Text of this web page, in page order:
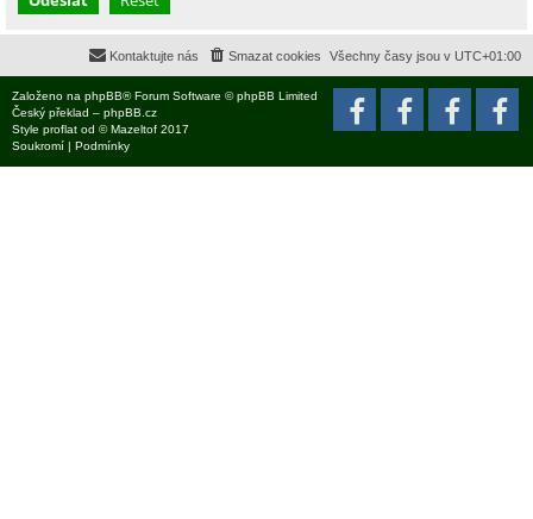
Všechny časy jsou v UTC+01:00
Smazat cookies
Kontaktujte nás
Založeno na phpBB® Forum Software © phpBB Limited
Český překlad – phpBB.cz
Style proflat od ©Mazeltof 2017
Soukromí | Podmínky